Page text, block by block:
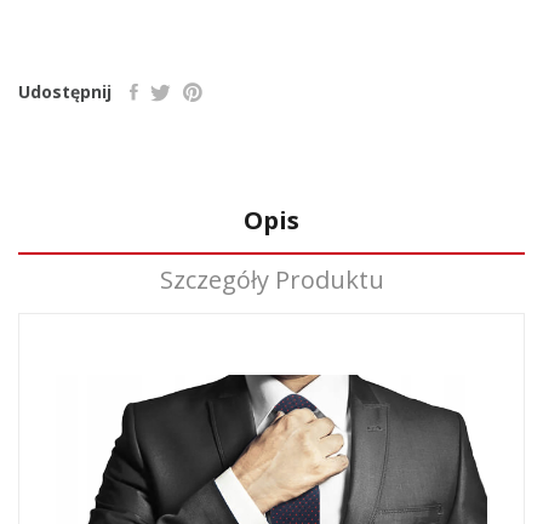
Udostępnij
Opis
Szczegóły Produktu